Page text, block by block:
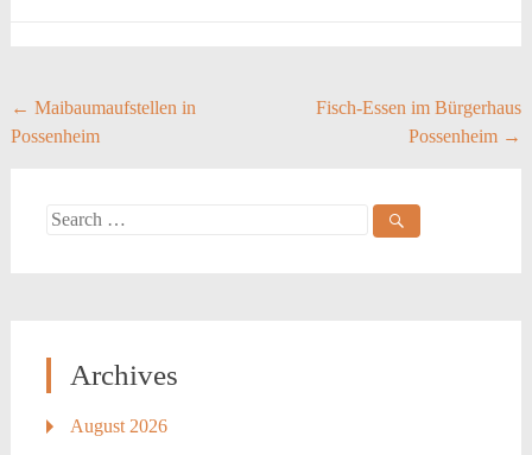
Post
navigation
← Maibaumaufstellen in
Possenheim
Fisch-Essen im Bürgerhaus
Possenheim →
Search
Archives
August 2026